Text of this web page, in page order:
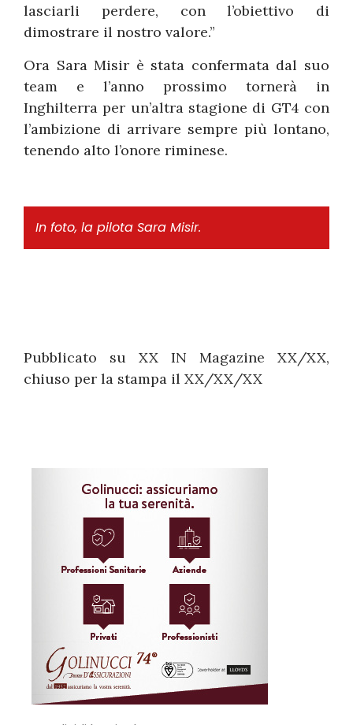
lasciarli perdere, con l’obiettivo di
dimostrare il nostro valore.”
Ora Sara Misir è stata confermata dal suo
team e l’anno prossimo tornerà in
Inghilterra per un’altra stagione di GT4 con
l’ambizione di arrivare sempre più lontano,
tenendo alto l’onore riminese.
In foto, la pilota Sara Misir.
Pubblicato su XX IN Magazine XX/XX,
chiuso per la stampa il XX/XX/XX